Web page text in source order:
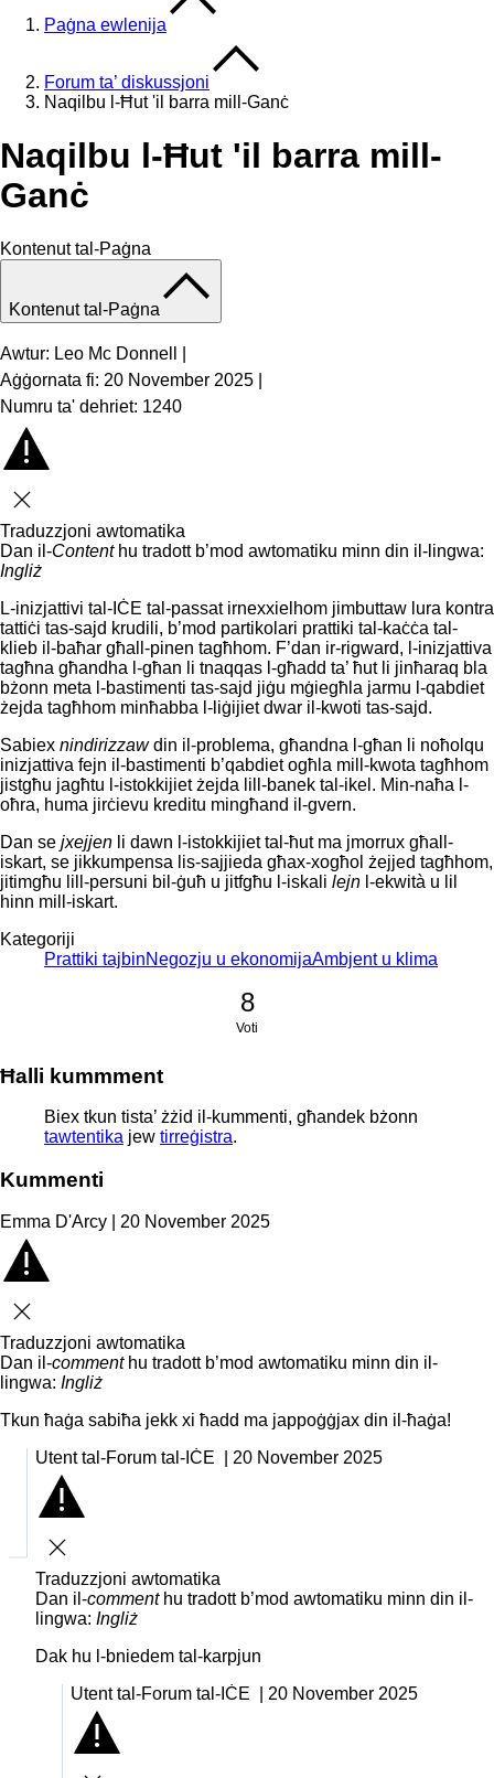
Paġna ewlenija
Forum ta’ diskussjoni
Naqilbu l-Ħut 'il barra mill-Ganċ
Naqilbu l-Ħut 'il barra mill-
Ganċ
Kontenut tal-Paġna
Kontenut tal-Paġna
Awtur: Leo Mc Donnell
Aġġornata fi: 20 November 2025
Numru ta' dehriet: 1240
Agħlaq
Traduzzjoni awtomatika
Dan il-Contenthu tradott b’mod awtomatiku minn din il-lingwa:
Ingliż
L-inizjattivi tal-IĊE tal-passat irnexxielhom jimbuttaw lura kontra
tattiċi tas-sajd krudili, b’mod partikolari prattiki tal-kaċċa tal-
klieb il-baħar għall-pinen tagħhom. F’dan ir-rigward, l-inizjattiva
tagħna għandha l-għan li tnaqqas l-għadd ta’ ħut li jinħaraq bla
bżonn meta l-bastimenti tas-sajd jiġu mġiegħla jarmu l-qabdiet
żejda tagħhom minħabba l-liġijiet dwar il-kwoti tas-sajd.
Sabiex nindirizzawdin il-problema, għandna l-għan li noħolqu
inizjattiva fejn il-bastimenti b’qabdiet ogħla mill-kwota tagħhom
jistgħu jagħtu l-istokkijiet żejda lill-banek tal-ikel. Min-naħa l-
oħra, huma jirċievu kreditu mingħand il-gvern.
Dan se jxejjen li dawn l-istokkijiet tal-ħut ma jmorrux għall-
iskart, se jikkumpensa lis-sajjieda għax-xogħol żejjed tagħhom,
jitimgħu lill-persuni bil-ġuħ u jitfgħu l-iskali lejn l-ekwità u lil
hinn mill-iskart.
Kategoriji
Prattiki tajbinNegozju u ekonomijaAmbjent u klima
8
Voti
Ħalli kummment
Biex tkun tista’ żżid il-kummenti, għandek bżonn
tawtentika jew tirreġistra.
Kummenti
Emma D'Arcy | 20 November 2025
Agħlaq
Traduzzjoni awtomatika
Dan il-commenthu tradott b’mod awtomatiku minn din il-
lingwa: Ingliż
Tkun ħaġa sabiħa jekk xi ħadd ma jappoġġjax din il-ħaġa!
Utent tal-Forum tal-IĊE | 20 November 2025
Agħlaq
Traduzzjoni awtomatika
Dan il-commenthu tradott b’mod awtomatiku minn din il-
lingwa: Ingliż
Dak hu l-bniedem tal-karpjun
Utent tal-Forum tal-IĊE | 20 November 2025